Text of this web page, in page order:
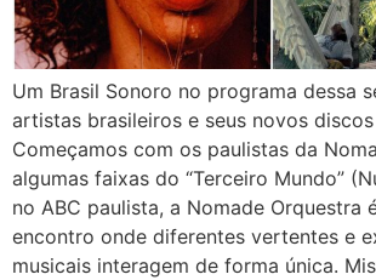
Um Brasil Sonoro no programa dessa
artistas brasileiros e seus novos
Começamos com os paulistas da
algumas faixas do “Terceiro Mundo”
no ABC paulista, a Nomade Orquestra
encontro onde diferentes vertentes e
musicais interagem de forma única.